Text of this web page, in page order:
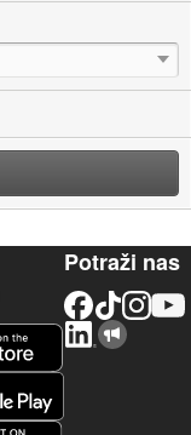
Potraži nas